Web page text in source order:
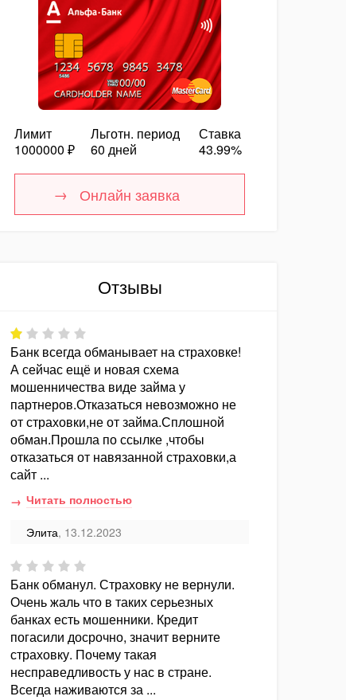
Лимит
1000000 ₽
Льготн. период
60 дней
Ставка
43.99%
Онлайн заявка
Отзывы
Банк всегда обманывает на страховке!
А сейчас ещё и новая схема
мошенничества виде займа у
партнеров.Отказаться невозможно не
от страховки,не от займа.Сплошной
обман.Прошла по ссылке ,чтобы
отказаться от навязанной страховки,а
сайт ...
Читать полностью
Элита, 13.12.2023
Банк обманул. Страховку не вернули.
Очень жаль что в таких серьезных
банках есть мошенники. Кредит
погасили досрочно, значит верните
страховку. Почему такая
несправедливость у нас в стране.
Всегда наживаются за ...